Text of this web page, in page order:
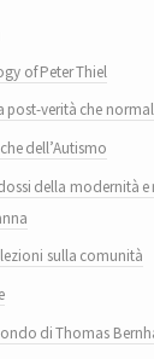
of Peter Thiel
post-verità che
dell’Autismo
della modernità e
sulla comunità
di Thomas